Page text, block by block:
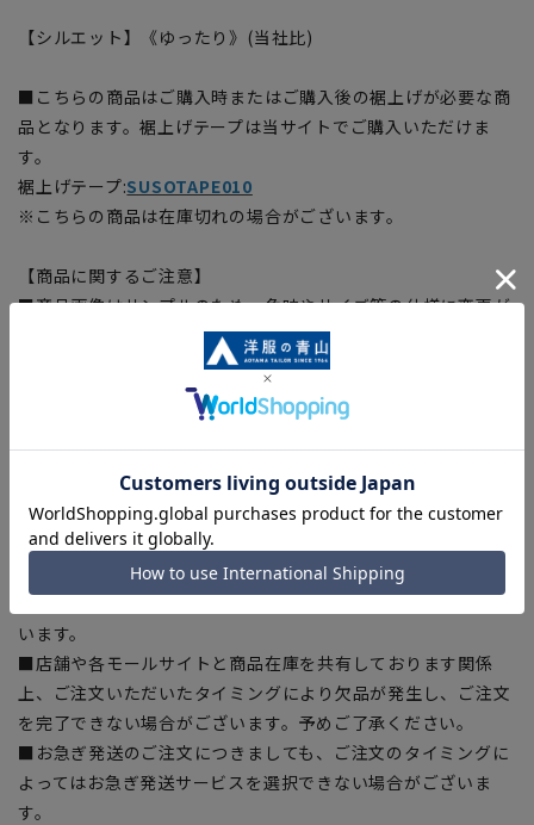
【シルエット】《ゆったり》(当社比)
■こちらの商品はご購入時またはご購入後の裾上げが必要な商
品となります。裾上げテープは当サイトでご購入いただけま
す。
裾上げテープ:SUSOTAPE010
※こちらの商品は在庫切れの場合がございます。
【商品に関するご注意】
■商品画像はサンプルのため、色味やサイズ等の仕様に変更が
ある場合がございますので、予めご了承ください。
■ゆとり感には個人差があります。サイズ表を確認の上、ご購
入の目安としてご利用ください。
■生地や仕様・デザインにより、着用感や実際のサイズ表に若
干の誤差が生じる場合がございます。予めご了承ください。
■サイズスペックは仕上がりサイズを記載しております。一
部、商品現物におすすめサイズ(ヌードサイズ)を記載している
商品もございます。
■ブラウザやお使いのモニター環境、また撮影時の室内外の光
加減により、実際の商品と掲載画像の色味が異なる場合がござ
います。
■店舗や各モールサイトと商品在庫を共有しております関係
上、ご注文いただいたタイミングにより欠品が発生し、ご注文
を完了できない場合がございます。予めご了承ください。
■お急ぎ発送のご注文につきましても、ご注文のタイミングに
よってはお急ぎ発送サービスを選択できない場合がございま
す。